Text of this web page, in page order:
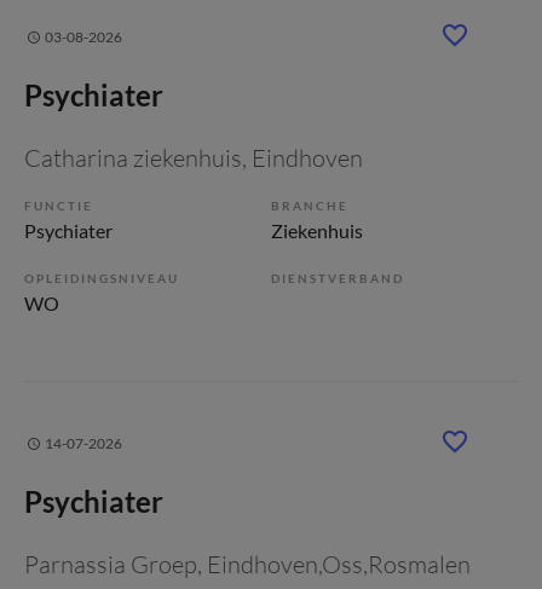
03-08-2026
Psychiater
Catharina ziekenhuis, Eindhoven
FUNCTIE
Psychiater
BRANCHE
Ziekenhuis
OPLEIDINGSNIVEAU
WO
DIENSTVERBAND
14-07-2026
Psychiater
Parnassia Groep, Eindhoven,Oss,Rosmalen